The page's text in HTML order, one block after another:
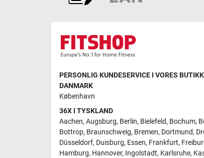
PERSONLIG KUNDESERVICE I VORES
DANMARK
København
36X I TYSKLAND
Aachen, Augsburg, Berlin, Bielefeld, Bochum,
Bottrop, Braunschweig, Bremen, Dortmund,
Düsseldorf, Duisburg, Essen, Frankfurt,
Hamburg, Hannover, Ingolstadt, Karlsruhe,